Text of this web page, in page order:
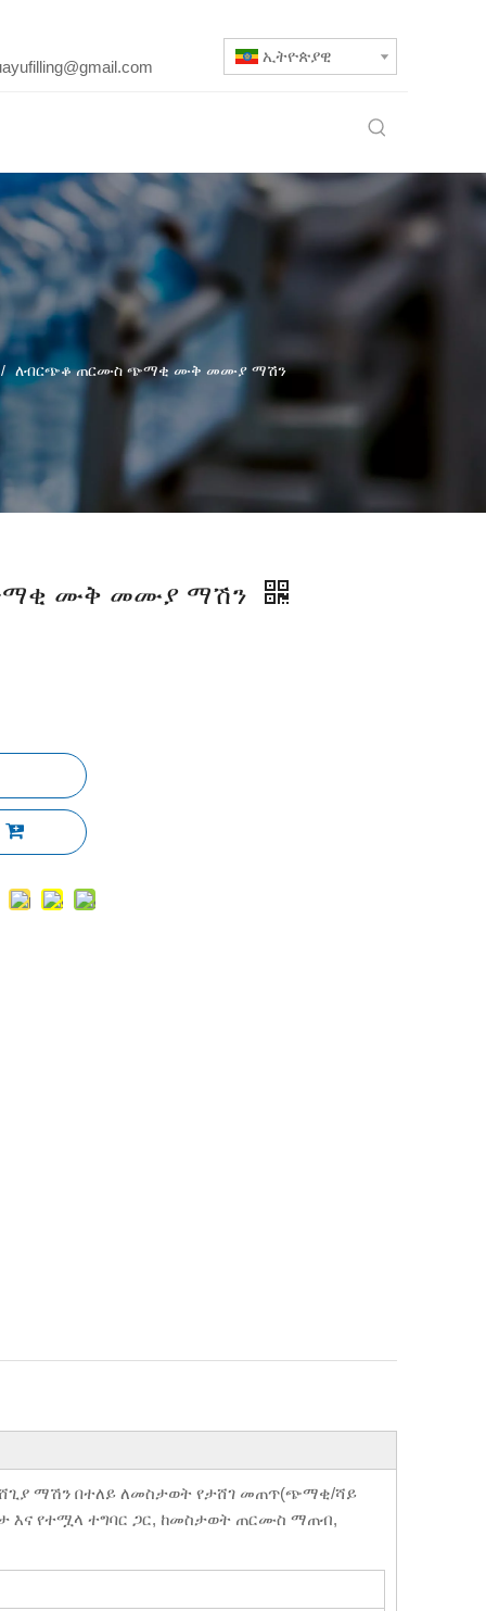
ኢትዮጵያዊ
/ ለብርጭቆ ጠርሙስ ጭማቂ ሙቅ መሙያ ማሽን
ሙቅ መሙያ ማሽን
ማሽን በተለይ ለመስታወት የታሸገ መጠጥ(ጭማቂ/ሻይ
እና የተሟላ ተግባር ጋር, ከመስታወት ጠርሙስ ማጠብ,